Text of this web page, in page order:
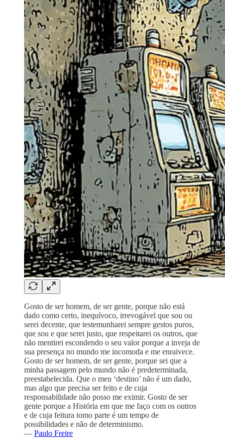
Gosto de ser homem, de ser gente, porque não está
dado como certo, inequívoco, irrevogável que sou ou
serei decente, que testemunharei sempre gestos puros,
que sou e que serei justo, que respeitarei os outros, que
não mentirei escondendo o seu valor porque a inveja de
sua presença no mundo me incomoda e me enraivece.
Gosto de ser homem, de ser gente, porque sei que a
minha passagem pelo mundo não é predeterminada,
preestabelecida. Que o meu ‘destino’ não é um dado,
mas algo que precisa ser feito e de cuja
responsabilidade não posso me eximir. Gosto de ser
gente porque a História em que me faço com os outros
e de cuja feitura tomo parte é um tempo de
possibilidades e não de determinismo.
— Paulo Freire